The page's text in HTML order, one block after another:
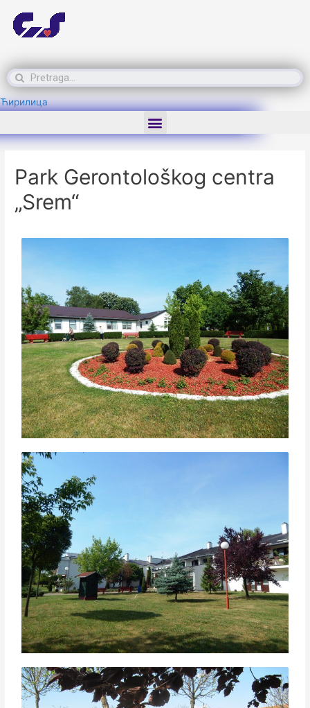
Ћирилица
Park Gerontološkog centra
„Srem“